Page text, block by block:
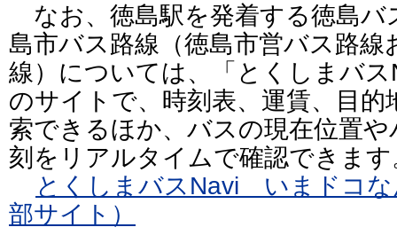
なお、徳島駅を発着する徳島バ
島市バス路線（徳島市営バス路線
線）については、「とくしまバ
のサイトで、時刻表、運賃、目
索できるほか、バスの現在位置
刻をリアルタイムで確認できます
とくしまバスNavi いまドコな
部サイト）